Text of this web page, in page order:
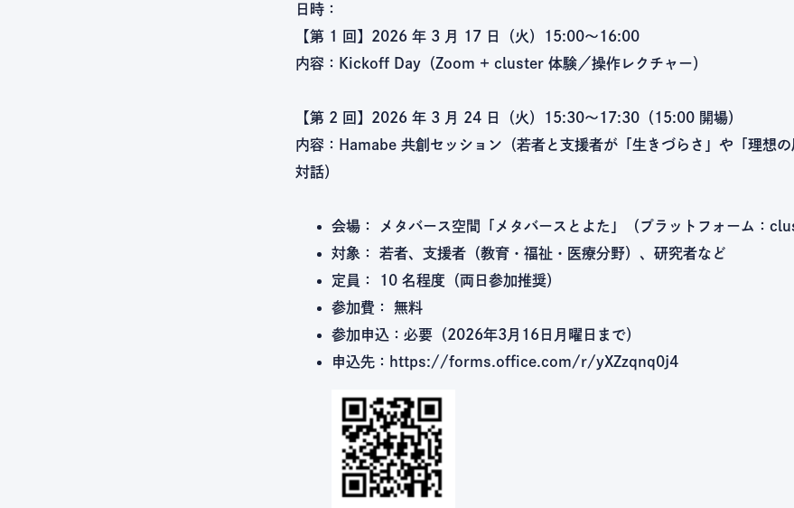
日時：
【第 1 回】2026 年 3 月 17 日（火）15:00～16:00
内容：Kickoff Day（Zoom + cluster 体験／操作レクチャー）
【第 2 回】2026 年 3 月 24 日（火）15:30～17:30（15:00 開場）
内容：Hamabe 共創セッション（若者と支援者が「生きづらさ」や「理想
対話）
会場： メタバース空間「メタバースとよた」（プラットフォーム：
対象： 若者、支援者（教育・福祉・医療分野）、研究者など
定員： 10 名程度（両日参加推奨）
参加費： 無料
参加申込：必要（2026年3月16日月曜日まで）
申込先：https://forms.office.com/r/yXZzqnq0j4